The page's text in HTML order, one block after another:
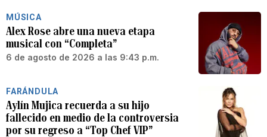
MÚSICA
Alex Rose abre una nueva etapa
musical con “Completa”
6 de agosto de 2026 a las 9:43 p.m.
FARÁNDULA
Aylín Mujica recuerda a su hijo
fallecido en medio de la controversia
por su regreso a “Top Chef VIP”